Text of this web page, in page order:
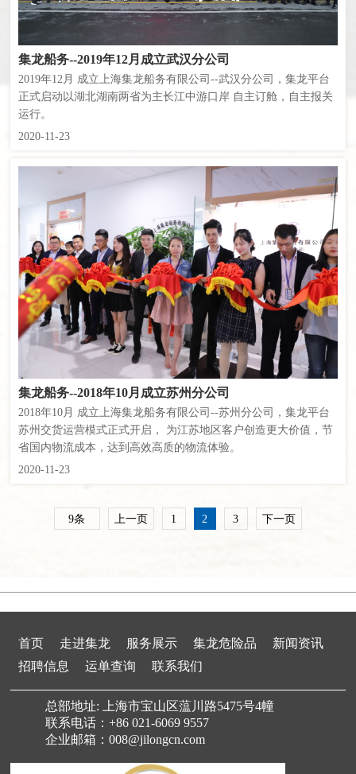
集龙船务--2019年12月成立武汉分公司
2019年12月 成立上海集龙船务有限公司--武汉分公司，集龙平台
正式启动以湖北湖南两省为主长江中游口岸 自主订舱，自主报关
运行。
2020-11-23
集龙船务--2018年10月成立苏州分公司
2018年10月 成立上海集龙船务有限公司--苏州分公司，集龙平台
苏州交货运营模式正式开启， 为江苏地区客户创造更大价值，节
省国内物流成本，达到高效高质的物流体验。
2020-11-23
9条 上一页 1 2 3 下一页
首页 走进集龙 服务展示 集龙危险品
新闻资讯
招聘信息
运单查询 联系我们
总部地址: 上海市宝山区蕰川路5475号4幢
联系电话：+86 021-6069 9557
企业邮箱：008@jilongcn.com